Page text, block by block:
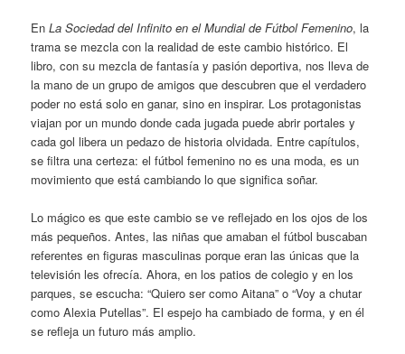
EnLa Sociedad del Infinito en el Mundial de Fútbol Femenino, la
trama se mezcla con la realidad de este cambio histórico. El
libro, con su mezcla de fantasía y pasión deportiva, nos lleva de
la mano de un grupo de amigos que descubren que el verdadero
poder no está solo en ganar, sino en inspirar. Los protagonistas
viajan por un mundo donde cada jugada puede abrir portales y
cada gol libera un pedazo de historia olvidada. Entre capítulos,
se filtra una certeza: el fútbol femenino no es una moda, es un
movimiento que está cambiando lo que significa soñar.
Lo mágico es que este cambio se ve reflejado en los ojos de los
más pequeños. Antes, las niñas que amaban el fútbol buscaban
referentes en figuras masculinas porque eran las únicas que la
televisión les ofrecía. Ahora, en los patios de colegio y en los
parques, se escucha: “Quiero ser como Aitana” o “Voy a chutar
como Alexia Putellas”. El espejo ha cambiado de forma, y en él
se refleja un futuro más amplio.